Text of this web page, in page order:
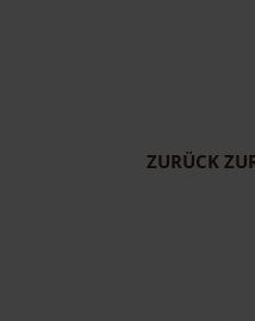
ZURÜCK